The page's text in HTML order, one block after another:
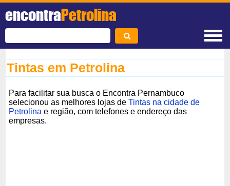
encontraPetrolina
Tintas em Petrolina
Para facilitar sua busca o Encontra Pernambuco
selecionou as melhores lojas deTintas na cidade de
Petrolina e região, com telefones e endereço das
empresas.